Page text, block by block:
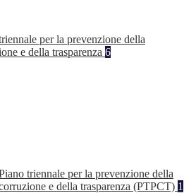
per la prevenzione della
e della trasparenza 6
triennale per la prevenzione della
e della trasparenza (PTPCT) 1